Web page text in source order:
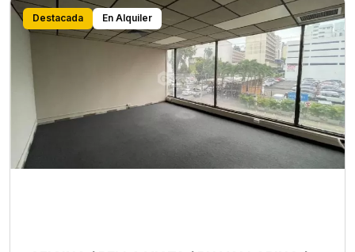
Destacada En Alquiler